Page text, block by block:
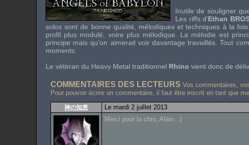
Inutile de souligner
Les riffsd'Ethan
solossont de bonne qualité, mélodiques et techniques à la
profil plus modulé, voire plus mélodique. La mélodie est
principe mais qu'on aimerait voir davantage travaillés. Tout
moments.
Le vétéran du Heavy Metal traditionnel Rhino vient donc de
COMMENTAIRES DES LECTEURS Vos commentaires,
Pour pouvoir écrire un commentaire, il faut être inscrit en tant que
神の知恵
Le mardi 2 juillet 2013
Merci pour la chro, Alain. :)